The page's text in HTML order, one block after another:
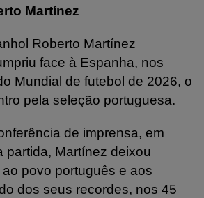
Martínez
Roberto Martínez
face à Espanha, nos
Mundial de futebol de 2026, o
pela seleção portuguesa.
de imprensa, em
partida, Martínez deixou
povo português e aos
dos seus recordes, nos 45